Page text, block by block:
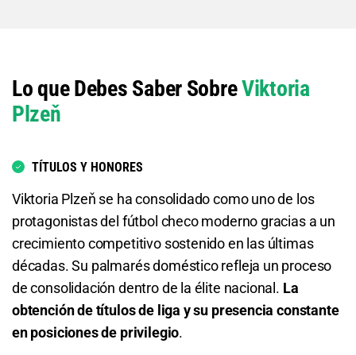
Lo que Debes Saber SobreViktoria
Plzeň
TÍTULOS Y HONORES
Viktoria Plzeň se ha consolidado como uno de los
protagonistas del fútbol checo moderno gracias a un
crecimiento competitivo sostenido en las últimas
décadas. Su palmarés doméstico refleja un proceso
de consolidación dentro de la élite nacional. La
obtención de títulos de liga y su presencia constante
en posiciones de privilegio.